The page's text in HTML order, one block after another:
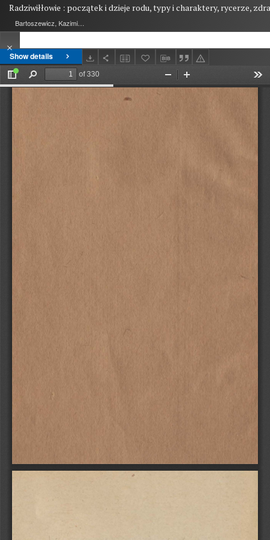
Show details
Radziwiłłowie : początek i dzieje rodu, typy i charaktery, rycerze,
Bartoszewicz, Kazimierz (1852-1930)